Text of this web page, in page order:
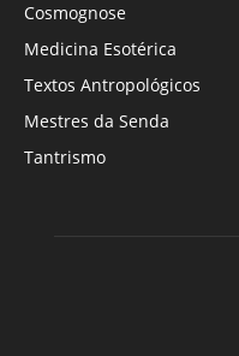
Cosmognose
Medicina Esotérica
Textos Antropológicos
Mestres da Senda
Tantrismo